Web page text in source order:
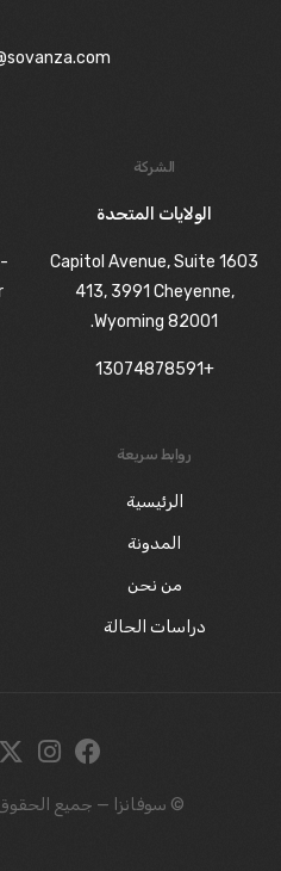
الشركة
الولايات المتحدة
1603 Capitol Avenue, Suite
413, 3991 Cheyenne,
Wyoming 82001.
+13074878591
روابط سريعة
الرئيسية
المدونة
من نحن
دراسات الحالة
© سوفانزا — جميعاطلب